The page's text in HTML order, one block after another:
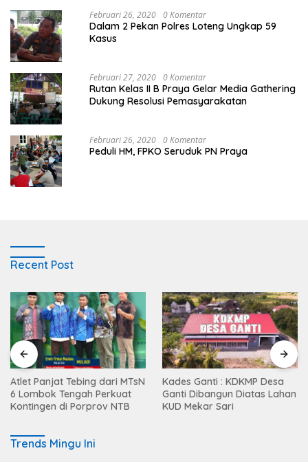
Februari 26, 2020 0 Komentar
Dalam 2 Pekan Polres Loteng Ungkap 59
Kasus
Februari 27, 2020 0 Komentar
Rutan Kelas II B Praya Gelar Media Gathering
Dukung Resolusi Pemasyarakatan
Februari 26, 2020 0 Komentar
Peduli HM, FPKO Seruduk PN Praya
Recent Post
Atlet Panjat Tebing dari MTsN
6 Lombok Tengah Perkuat
Kontingen di Porprov NTB
Kades Ganti : KDKMP Desa
Ganti Dibangun Diatas Lahan
KUD Mekar Sari
Trends Mingu Ini